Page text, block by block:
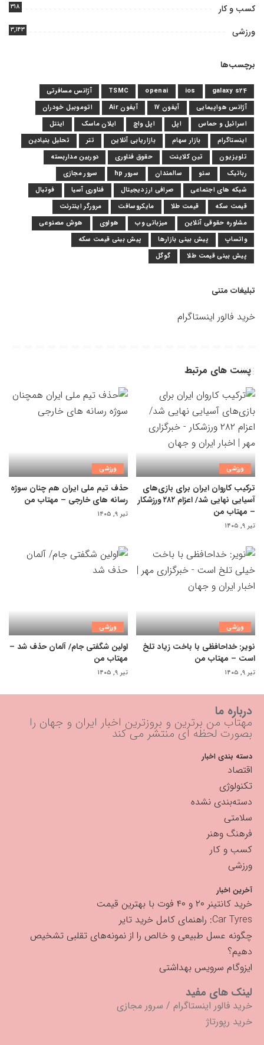
کسب و کار ۳۱۸
ورزشی ۳,۱۴۳
برچسب‌ها
galaxy s24
ios
openai
TSMC
آژانس مسافرتی
آژانس هواپیمایی
آیفون 17 آیفون Air
اتوموبیل خودران
اسرائیل و حماس
اپل اپل واچ ایلان ماسک
اینتل
اینستاگرام
بازار سهام بازاریابی آنلاین تتر
تحلیل بنیادین
تلویزیون
تین کلاینت حقوق فناوری
دوربین مداربسته
رباتیک
سئو سالمندان سرور hp
سرور مجازی
شبکه های اجتماعی
صرافی ارز دیجیتال فناوری آسیا
فوتبال
قیمت سکه
قیمت طلا مایکروسافت
مرورگر اینترنت
مشاوره حقوقی آنلاین
میزبانی وب هواوی
هوش مصنوعی
واتساپ
پیش بینی بازارها
پیش بینی قیمت سکه
پیش بینی قیمت طلا
گوگل
تبلیغات متنی
خرید فالور اینستاگرام
پست های مرتبط
ورزشی
ترکیب کاروان ایران برای بازی‌های
آسیایی نهایی شد/ اعزام ۲۸۲ ورزشکار
– مهتاب من
تیر ۹, ۱۴۰۵
ورزشی
حذف تیم ملی ایران هم چنان سوژه
رسانه های خارجی – مهتاب من
تیر ۹, ۱۴۰۵
ورزشی
نویر: خداحافظی با باخت زیاد تلخ
است – مهتاب من
تیر ۹, ۱۴۰۵
ورزشی
اولین شگفتی جام/ آلمان حذف شد –
مهتاب من
تیر ۹, ۱۴۰۵
درباره ما
مهتاب من برترین و بروزترین اخبار ایران و جهان را
بصورت لحظه ای منتشر می کند
دسته بندی اخبار
اقتصاد
تکنولوژی
دسته‌بندی نشده
سلامتی
فرهنگ وهنر
کسب و کار
ورزشی
آخرین اخبار
خرید کانتینر ۲۰ و ۴۰ فوت با بهترین قیمت
Car Tyres: راهنمای کامل خرید تایر
چگونه عسل طبیعی و خالص را از نمونه‌های تقلبی تشخیص
دهیم؟
ایزوگام سرویس بهداشتی
لینک های مفید
خرید فالور اینستاگرام / سرور مجازی
خرید رپورتاژ